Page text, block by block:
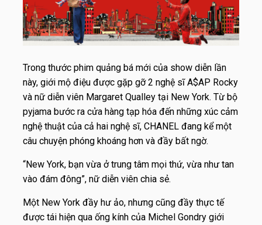
Trong thước phim quảng bá mới của show diễn lần
này, giới mộ điệu được gặp gỡ 2 nghệ sĩ A$AP Rocky
và nữ diễn viên Margaret Qualley tại New York. Từ bộ
pyjama bước ra cửa hàng tạp hóa đến những xúc cảm
nghệ thuật của cả hai nghệ sĩ, CHANEL đang kể một
câu chuyện phóng khoáng hơn và đầy bất ngờ.
“New York, bạn vừa ở trung tâm mọi thứ, vừa như tan
vào đám đông”, nữ diễn viên chia sẻ.
Một New York đầy hư ảo, nhưng cũng đầy thực tế
được tái hiện qua ống kính của Michel Gondry giới